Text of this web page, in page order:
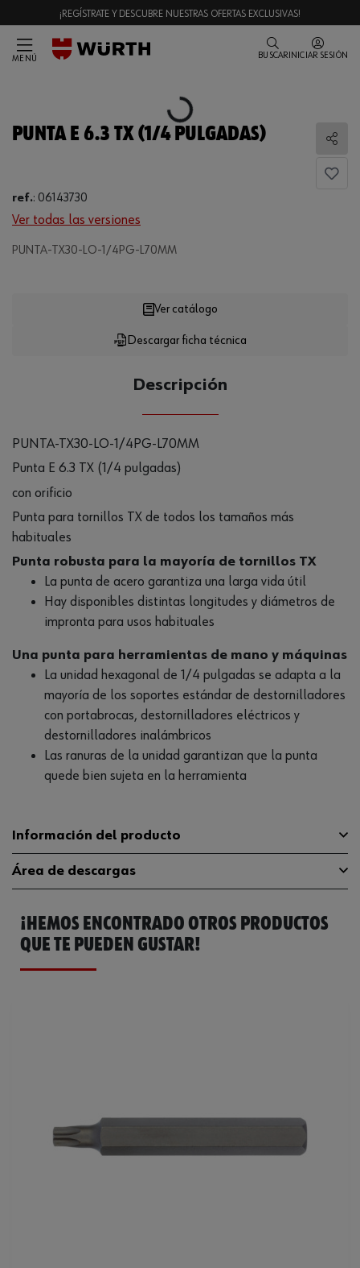
¡REGÍSTRATE Y DESCUBRE NUESTRAS OFERTAS EXCLUSIVAS!
MENÚ BUSCAR INICIAR SESIÓN
Loading...
PUNTA E 6.3 TX (1/4 PULGADAS)
ref.: 06143730
Ver todas las versiones
PUNTA-TX30-LO-1/4PG-L70MM
Loading...
Descargar ficha técnica
Ver catálogo
Descripción
PUNTA-TX30-LO-1/4PG-L70MM
Punta E 6.3 TX (1/4 pulgadas)
con orificio
Punta para tornillos TX de todos los tamaños más
habituales
Punta robusta para la mayoría de tornillos TX
La punta de acero garantiza una larga vida útil
Hay disponibles distintas longitudes y diámetros de
impronta para usos habituales
Una punta para herramientas de mano y máquinas
La unidad hexagonal de 1/4 pulgadas se adapta a la
mayoría de los soportes estándar de destornilladores
con portabrocas, destornilladores eléctricos y
destornilladores inalámbricos
Las ranuras de la unidad garantizan que la punta
quede bien sujeta en la herramienta
Información del producto
Material ST
Tipo de punta TX con orificio
Longitud
Código del sistema armonizado
Área de descargas
Catálogo General 06143730
Ficha Técnica
¡HEMOS ENCONTRADO OTROS PRODUCTOS
QUE TE PUEDEN GUSTAR!